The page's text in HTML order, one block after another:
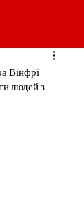
Вінфрі
людей з